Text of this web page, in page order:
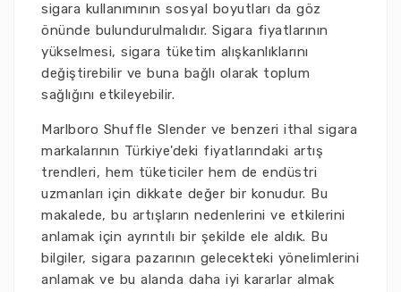
sigara kullanımının sosyal boyutları da göz
önünde bulundurulmalıdır. Sigara fiyatlarının
yükselmesi, sigara tüketim alışkanlıklarını
değiştirebilir ve buna bağlı olarak toplum
sağlığını etkileyebilir.
Marlboro Shuffle Slender ve benzeri ithal sigara
markalarının Türkiye'deki fiyatlarındaki artış
trendleri, hem tüketiciler hem de endüstri
uzmanları için dikkate değer bir konudur. Bu
makalede, bu artışların nedenlerini ve etkilerini
anlamak için ayrıntılı bir şekilde ele aldık. Bu
bilgiler, sigara pazarının gelecekteki yönelimlerini
anlamak ve bu alanda daha iyi kararlar almak